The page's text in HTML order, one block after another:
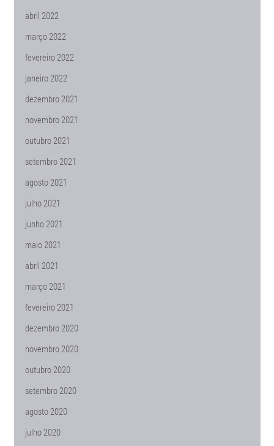
abril 2022
março 2022
fevereiro 2022
janeiro 2022
dezembro 2021
novembro 2021
outubro 2021
setembro 2021
agosto 2021
julho 2021
junho 2021
maio 2021
abril 2021
março 2021
fevereiro 2021
dezembro 2020
novembro 2020
outubro 2020
setembro 2020
agosto 2020
julho 2020